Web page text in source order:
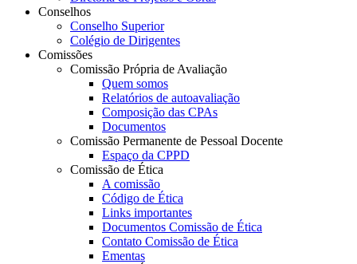
Conselhos
Conselho Superior
Colégio de Dirigentes
Comissões
Comissão Própria de Avaliação
Quem somos
Relatórios de autoavaliação
Composição das CPAs
Documentos
Comissão Permanente de Pessoal Docente
Espaço da CPPD
Comissão de Ética
A comissão
Código de Ética
Links importantes
Documentos Comissão de Ética
Contato Comissão de Ética
Ementas